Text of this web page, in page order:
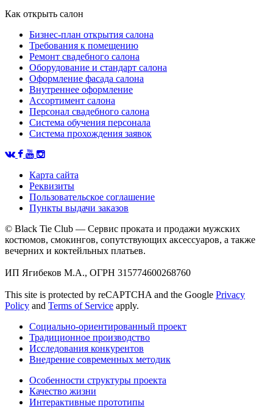
Как открыть салон
Бизнес-план открытия салона
Требования к помещению
Ремонт свадебного салона
Оборудование и стандарт салона
Оформление фасада салона
Внутреннее оформление
Ассортимент салона
Персонал свадебного салона
Система обучения персонала
Система прохождения заявок
Карта сайта
Реквизиты
Пользовательское соглашение
Пункты выдачи заказов
© Black Tie Club — Сервис проката и продажи мужских
костюмов, смокингов, сопутствующих аксессуаров, а также
вечерних и коктейльных платьев.
ИП Ягибеков М.А., ОГРН 315774600268760
This site is protected by reCAPTCHA and the Google Privacy
Policy and Terms of Service apply.
Социально-ориентированный проект
Традиционное производство
Исследования конкурентов
Внедрение современных методик
Особенности структуры проекта
Качество жизни
Интерактивные прототипы